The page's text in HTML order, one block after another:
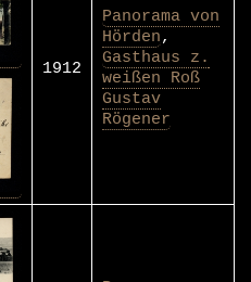
1912
Panorama von
Hörden,
Gasthaus z.
weißen Roß
Gustav
Rögener